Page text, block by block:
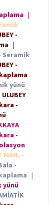
|
-
|
Seramik
-
yünü
-
-
MAH. -
-
|
yünü